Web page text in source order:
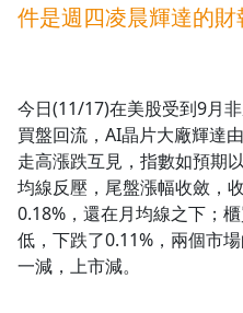
件是週四凌晨輝達的
今日(11/17)在美股受到9月
買盤回流，AI晶片大廠輝達
走高漲跌互見，指數如預期
均線反壓，尾盤漲幅收斂，
0.18%，還在月均線之下；
低，下跌了0.11%，兩個市
一減，上市減。